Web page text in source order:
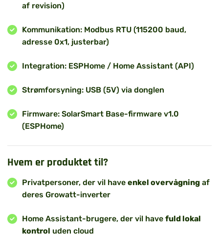
af revision)
Kommunikation: Modbus RTU (115200 baud,
adresse 0x1, justerbar)
Integration: ESPHome / Home Assistant (API)
Strømforsyning: USB (5V) via donglen
Firmware: SolarSmart Base-firmware v1.0
(ESPHome)
Hvem er produktet til?
Privatpersoner, der vil have enkel overvågning af
deres Growatt-inverter
Home Assistant-brugere, der vil have fuld lokal
kontrol uden cloud